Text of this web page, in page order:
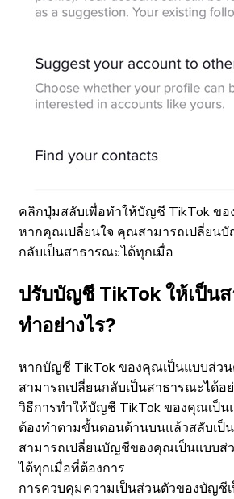
คลิกปุ่มสลับเพื่อทำให้บัญชี TikTok ข
หากคุณเปลี่ยนใจ คุณสามารถเปลี่ยน
กลับเป็นสาธารณะได้ทุกเมื่อ
ปรับบัญชี TikTok ให้เป็น
ทำอย่างไร?
หากบัญชี TikTok ของคุณเป็นแบบส่ว
สามารถเปลี่ยนกลับเป็นสาธารณะได้อ
วิธีการทำให้บัญชี TikTok ของคุณเป็
ต้องทำตามขั้นตอนด้านบนแล้วสลับเ
สามารถเปลี่ยนบัญชีของคุณเป็นแบบส่
ได้ทุกเมื่อที่ต้องการ
การควบคุมความเป็นส่วนตัวของบัญชี